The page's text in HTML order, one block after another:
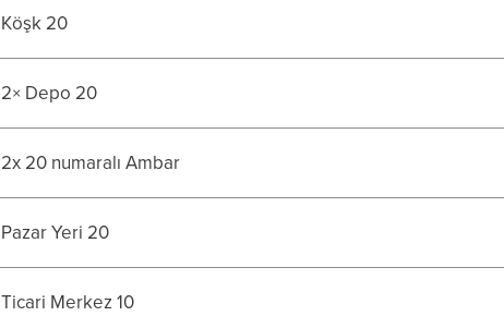
Köşk 20
2× Depo 20
2x 20 numaralı Ambar
Pazar Yeri 20
Ticari Merkez 10